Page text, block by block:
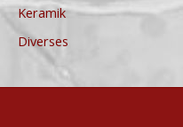
Keramik
Diverses